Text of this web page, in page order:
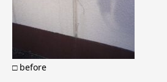
□ before